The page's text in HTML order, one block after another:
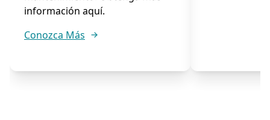
información aquí.
Conozca Más